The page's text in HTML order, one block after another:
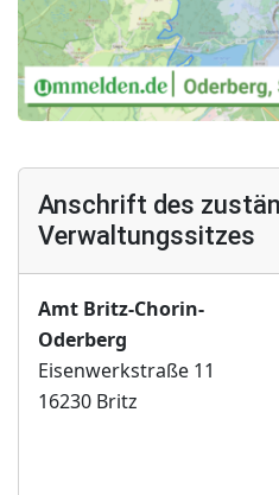
Anschrift des
Verwaltungssitzes
Amt Britz-Chorin-
Oderberg
Eisenwerkstraße 11
16230 Britz